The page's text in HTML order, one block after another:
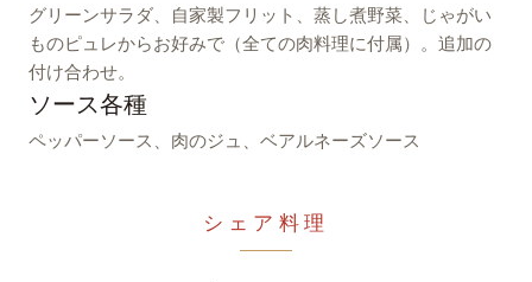
グリーンサラダ、自家製フリット、蒸し煮野菜、じゃがい
ものピュレからお好みで（全ての肉料理に付属）。追加の
付け合わせ。
ソース各種
ペッパーソース、肉のジュ、ベアルネーズソース
シェア料理